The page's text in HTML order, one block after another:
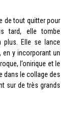
de tout quitter pour
tard, elle tombe
plus. Elle se lance
y incorporant un
l’onirique et le
dans le collage des
sur de très grands